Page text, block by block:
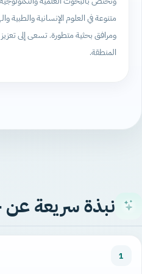
متنوعة في العلوم الإنسانية والطبية
ومرافق بحثية متطورة. تسعى إلى تعزيز
المنطقة.
نبذة سريعة عن
1